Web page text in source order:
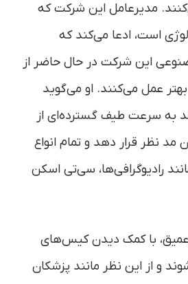
مدیرعامل این شرکت که
است، ادعا می‌کند که
این شرکت در حال حاضر از
عمل می‌کنند. او می‌گوید
به سرعت طیف گسترده‌ای از
مد نظر قرار دهد و تمام انواع
رادیوگرافی‌ها، سی‌تی اسکن
عمیق، با کمک دیدن کیس‌های
و از این نظر مانند پزشکان